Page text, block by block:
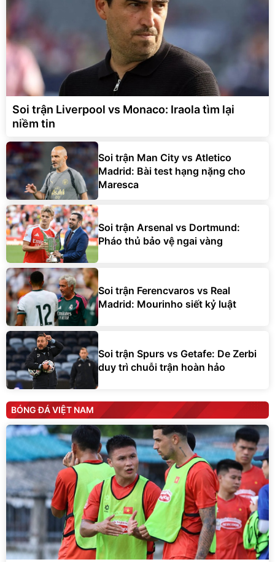
Soi trận Liverpool vs Monaco: Iraola tìm lại
niềm tin
Soi trận Man City vs Atletico
Madrid: Bài test hạng nặng cho
Maresca
Soi trận Arsenal vs Dortmund:
Pháo thủ bảo vệ ngai vàng
Soi trận Ferencvaros vs Real
Madrid: Mourinho siết kỷ luật
Soi trận Spurs vs Getafe: De Zerbi
duy trì chuỗi trận hoàn hảo
BÓNG ĐÁ VIỆT NAM